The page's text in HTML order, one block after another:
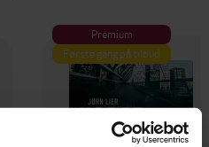
Premium
Første gang på tilbud